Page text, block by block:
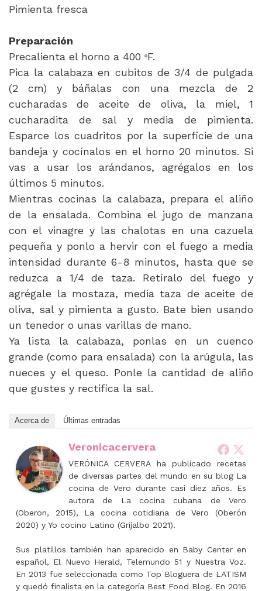
Pimienta fresca
Preparación
Precalienta el horno a 400 °F.
Pica la calabaza en cubitos de 3/4 de pulgada
(2 cm) y báñalas con una mezcla de 2
cucharadas de aceite de oliva, la miel, 1
cucharadita de sal y media de pimienta.
Esparce los cuadritos por la superficie de una
bandeja y cocínalos en el horno 20 minutos. Si
vas a usar los arándanos, agrégalos en los
últimos 5 minutos.
Mientras cocinas la calabaza, prepara el aliño
de la ensalada. Combina el jugo de manzana
con el vinagre y las chalotas en una cazuela
pequeña y ponlo a hervir con el fuego a media
intensidad durante 6-8 minutos, hasta que se
reduzca a 1/4 de taza. Retíralo del fuego y
agrégale la mostaza, media taza de aceite de
oliva, sal y pimienta a gusto. Bate bien usando
un tenedor o unas varillas de mano.
Ya lista la calabaza, ponlas en un cuenco
grande (como para ensalada) con la arúgula, las
nueces y el queso. Ponle la cantidad de aliño
que gustes y rectifica la sal.
Acerca de Últimas entradas
Veronicacervera
VERÓNICA CERVERA ha publicado recetas
de diversas partes del mundo en su blog La
cocina de Vero durante casi diez años. Es
autora de La cocina cubana de Vero
(Oberon, 2015), La cocina cotidiana de Vero (Oberón
2020) y Yo cocino Latino (Grijalbo 2021).
Sus platillos también han aparecido en Baby Center en
español, El Nuevo Herald, Telemundo 51 y Nuestra Voz.
En 2013 fue seleccionada como Top Bloguera de LATISM
y quedó finalista en la categoría Best Food Blog. En 2016